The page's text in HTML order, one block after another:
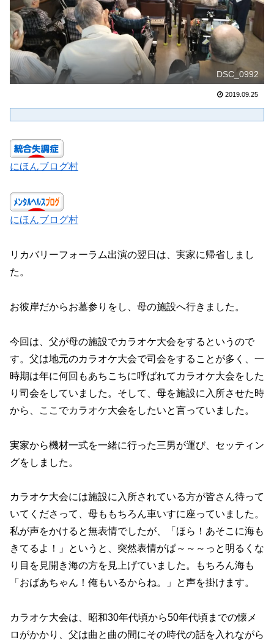
DSC_0992
2019.09.25
にほんブログ村
にほんブログ村
リカバリーフォーラム出演の翌日は、実家に帰省しまし
た。
お彼岸だからお墓参りをし、母の施設へ行きました。
今回は、父が母の施設でカラオケ大会をするというので
す。父は地元のカラオケ大会で司会をすることが多く、一
時期は年に何回もあちこちに呼ばれてカラオケ大会をした
り司会をしていました。そして、母を施設に入所させた時
から、ここでカラオケ大会をしたいと言っていました。
実家から機材一式を一緒に行った三男が運び、セッティン
グをしました。
カラオケ大会には施設に入所されている方が皆さん待って
いてくださって、母ももちろん車いすに座っていました。
私が声をかけると無表情でしたが、「ほら！あそこに海も
きてるよ！」というと、突然表情がぱ～～～っと明るくな
り目を見開き海の方を見上げていました。もちろん海も
「おばあちゃん！俺もいるからね。」と声を掛けます。
カラオケ大会は、昭和30年代頃から50年代頃までの懐メ
ロがかかり、父は曲と曲の間にその時代の話を入れながら